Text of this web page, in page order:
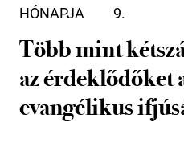
HÓNAPJA
9.
Több mint
az érdeklődőket
evangélikus